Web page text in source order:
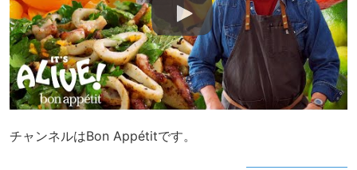
チャンネルはBon Appétitです。